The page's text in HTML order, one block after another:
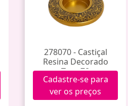
278070 - Castiçal
Resina Decorado
Tcas-78
Cadastre-se para
ver os preços